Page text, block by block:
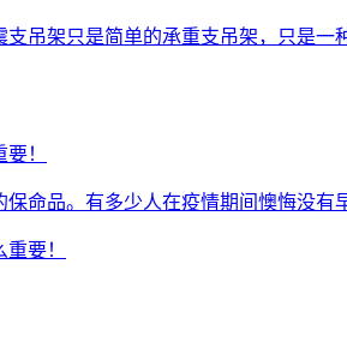
吊架只是简单的承重支吊架，只是
！
保命品。有多少人在疫情期间懊悔没